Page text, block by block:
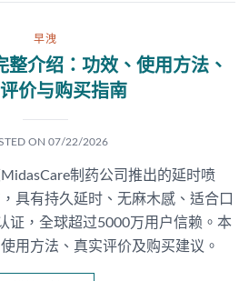
早洩
整介绍：功效、使用方法、
价与购买指南
ON 07/22/2026
制药公司推出的延时喷
具有持久延时、无麻木感、适合口
证，全球超过5000万用户信赖。本
用方法、真实评价及购买建议。